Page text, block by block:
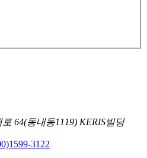
64(동내동1119) KERIS빌딩
1599-3122